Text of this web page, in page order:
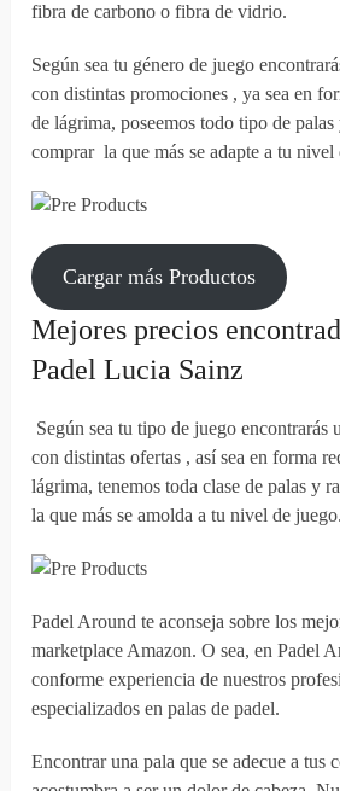
fibra de carbono o fibra de vidrio.
Según sea tu género de juego
con distintas promociones , ya sea en
de lágrima, poseemos todo tipo de palas
comprar la que más se adapte a tu nivel
Cargar más Productos
Mejores precios
Padel Lucia Sainz
Según sea tu tipo de juego encontrarás
con distintas ofertas , así sea en forma
lágrima, tenemos toda clase de palas y
la que más se amolda a tu nivel de juego.
Padel Around te aconseja sobre los
marketplace Amazon. O sea, en Padel
conforme experiencia de nuestros
especializados en palas de padel.
Encontrar una pala que se adecue a tus